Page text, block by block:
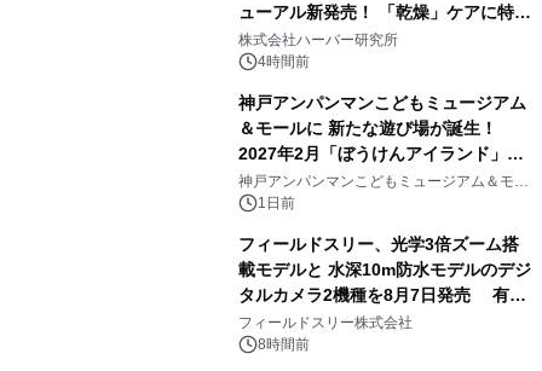
ューアル新発売！ 「乾燥」ケアに特化
し、ライン使いで潤いに満ちた肌へ
株式会社ハーバー研究所
4時間前
神戸アンパンマンこどもミュージアム
＆モールに 新たな遊び場が誕生！
2027年2月「ぼうけんアイランド」が
オープン
神戸アンパンマンこどもミュージアム＆モー
ル 1日前
フィールドスリー、光学3倍ズーム搭
載モデルと 水深10m防水モデルのデジ
タルカメラ2機種を8月7日発売 有効
約1300万画素、用途別に選べるコンデ
ジ新登場
フィールドスリー株式会社
8時間前